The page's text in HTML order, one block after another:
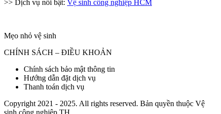
>> Dịch vụ nổi bật: Vệ sinh công nghiệp HCM
Mẹo nhỏ vệ sinh
CHÍNH SÁCH – ĐIỀU KHOẢN
Chính sách bảo mật thông tin
Hướng dẫn đặt dịch vụ
Thanh toán dịch vụ
Copyright 2021 - 2025. All rights reserved. Bản quyền thuộc Vệ
sinh công nghiệp TH